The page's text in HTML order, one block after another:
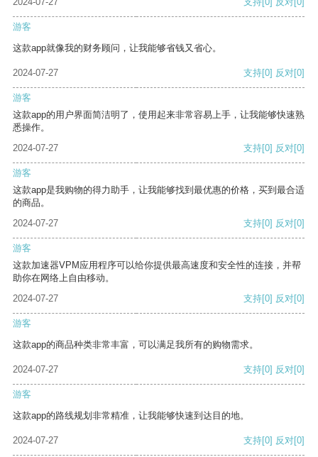
游客
这款app就像我的财务顾问，让我能够省钱又省心。
2024-07-27 支持[0] 反对[0]
游客
这款app的用户界面简洁明了，使用起来非常容易上手，让我能够快速熟
悉操作。
2024-07-27
支持[0] 反对[0]
游客
这款app是我购物的得力助手，让我能够找到最优惠的价格，买到最合适
的商品。
2024-07-27
支持[0] 反对[0]
游客
这款加速器VPM应用程序可以给你提供最高速度和安全性的连接，并帮
助你在网络上自由移动。
2024-07-27
支持[0] 反对[0]
游客
这款app的商品种类非常丰富，可以满足我所有的购物需求。
2024-07-27 支持[0] 反对[0]
游客
这款app的路线规划非常精准，让我能够快速到达目的地。
2024-07-27 支持[0] 反对[0]